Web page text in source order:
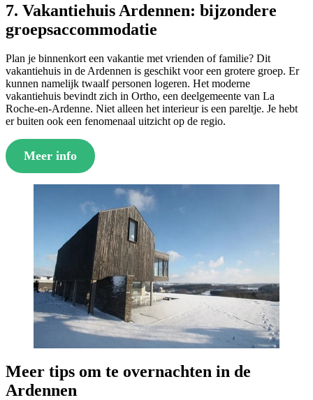
7. Vakantiehuis Ardennen: bijzondere
groepsaccommodatie
Plan je binnenkort een vakantie met vrienden of familie? Dit
vakantiehuis in de Ardennen is geschikt voor een grotere groep. Er
kunnen namelijk twaalf personen logeren. Het moderne
vakantiehuis bevindt zich in Ortho, een deelgemeente van La
Roche-en-Ardenne. Niet alleen het interieur is een pareltje. Je hebt
er buiten ook een fenomenaal uitzicht op de regio.
Meer info
Meer tips om te overnachten in de
Ardennen